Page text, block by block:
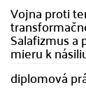
Vojna proti
Salafizmus a
mieru k
diplomová